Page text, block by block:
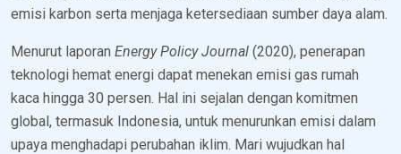
emisi karbon serta menjaga ketersediaan sumber daya alam.
Menurut laporan Energy Policy Journal (2020), penerapan
teknologi hemat energi dapat menekan emisi gas rumah
kaca hingga 30 persen. Hal ini sejalan dengan komitmen
global, termasuk Indonesia, untuk menurunkan emisi dalam
upaya menghadapi perubahan iklim. Mari wujudkan hal